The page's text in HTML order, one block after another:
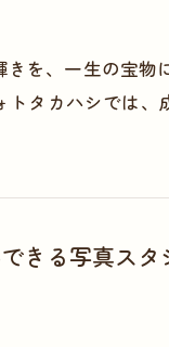
を、一生の宝物
タカハシでは
きる写真ス